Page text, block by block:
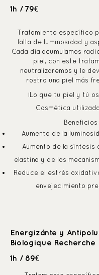
1h / 79€
Tratamiento específico
falta de luminosidad y
Cada día acumulamos
piel, con este
neutralizaremos y le
rostro una piel más
¡Lo que tu piel y tú
Cosmética
Beneficios
Aumento de la
Aumento de la síntesis
elastina y de los
Reduce el estrés
envejecimiento
Energizánte y
Biologique Recherche
1h / 89€